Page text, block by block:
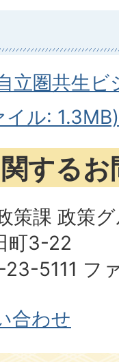
立圏共生
イル: 1.3MB)
する
策課 政策
町3-22
5111 フ
合わせ